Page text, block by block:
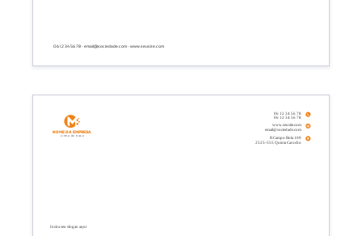
06 12 34 56 78 - email@sociedade.com - www.seusite.com
Insira seu slogan aqui
R Campo Bola 109
2525-555 Quinta Carocho
www.seusite.com
email@sociedade.com
06 12 34 56 78
06 12 34 56 78
Nome da empresa
Linha de base